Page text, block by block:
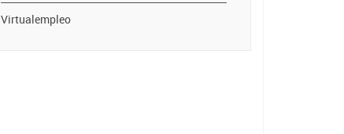
Virtualempleo